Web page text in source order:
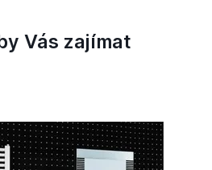
Vás zajímat